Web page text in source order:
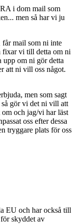
i dom mail som
men så har vi ju
mail som ni inte
fixar vi till detta om ni
upp om ni gör detta
att ni vill oss något.
men som sagt
så gör vi det ni vill att
och jag/vi har läst
oss efter dessa
tryggare plats för oss
EU och har också till
skyddet av